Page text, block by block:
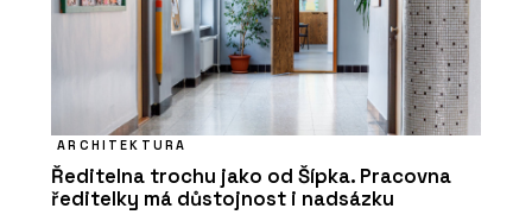
ARCHITEKTURA
Ředitelna trochu jako od Šípka. Pracovna
ředitelky má důstojnost i nadsázku